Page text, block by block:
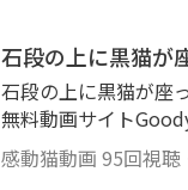
Instagram：
@kandounekodouga
■■■■■ 野良猫探索
毛猫、黒猫、茶トラ
様な猫ちゃん達が大
かわいい猫ちゃん・
ナデするとゴロゴロ
石段の上に黒猫が
石段の上に黒猫が座って
無料動画サイト
動画Special
てます。 ぜひご覧くだ
感動猫動画 95回視聴